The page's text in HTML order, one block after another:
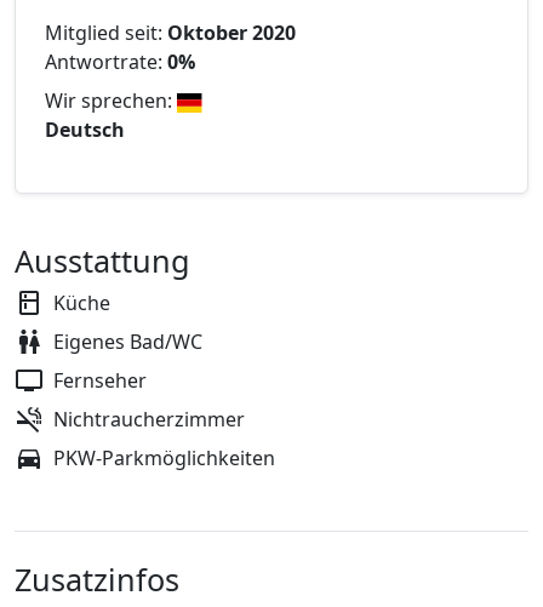
Mitglied seit: Oktober 2020
Antwortrate: 0%
Wir sprechen:
Deutsch
Ausstattung
Küche
Eigenes Bad/WC
Fernseher
Nichtraucherzimmer
PKW-Parkmöglichkeiten
Zusatzinfos